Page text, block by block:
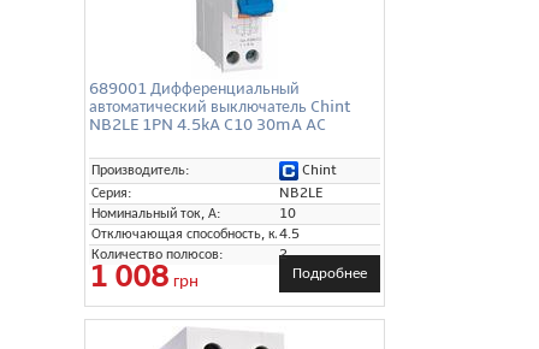
689001 Дифференциальный
автоматический выключатель Chint
NB2LE 1PN 4.5kA C10 30mA AC
Производитель:
Chint
Серия:
NB2LE
Номинальный ток, А:
10
Отключающая способность, кА:4.5
Количество полюсов:
2
1 008 грн Подробнее